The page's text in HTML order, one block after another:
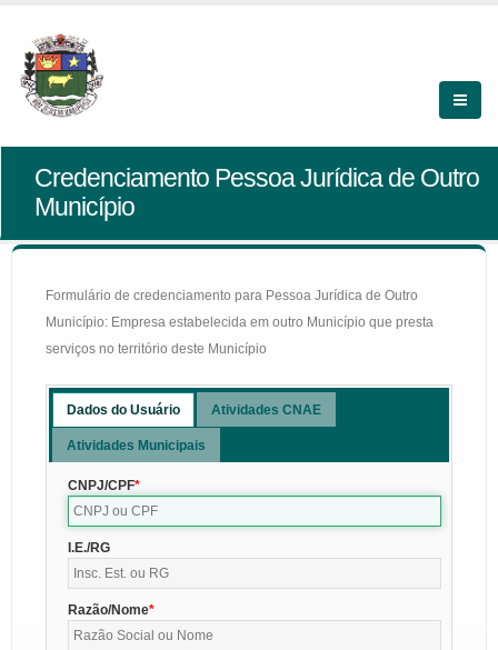
Credenciamento Pessoa Jurídica de Outro
Município
Formulário de credenciamento para Pessoa Jurídica de Outro
Município: Empresa estabelecida em outro Município que presta
serviços no território deste Município
Dados do Usuário Atividades CNAE
Atividades Municipais
CNPJ/CPF
I.E./RG
Razão/Nome